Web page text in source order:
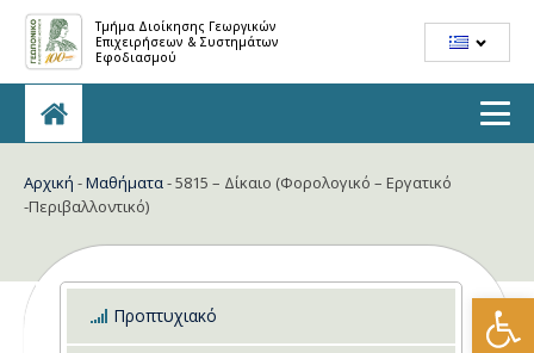
Τμήμα Διοίκησης Γεωργικών
Επιχειρήσεων & Συστημάτων
Εφοδιασμού
Αρχική -Μαθήματα-5815 – Δίκαιο (Φορολογικό – Εργατικό
-Περιβαλλοντικό)
Προπτυχιακό